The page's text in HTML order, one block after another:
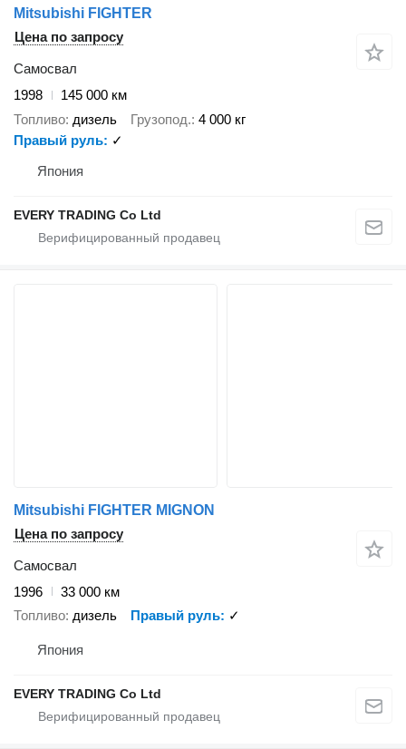
Mitsubishi FIGHTER
Цена по запросу
Самосвал
1998
145 000 км
Топливо дизель Грузопод. 4 000 кг
Правый руль
✓
Япония
EVERY TRADING Co Ltd
Mitsubishi FIGHTER MIGNON
Цена по запросу
Самосвал
1996
33 000 км
Топливо дизель Правый руль ✓
Япония
EVERY TRADING Co Ltd